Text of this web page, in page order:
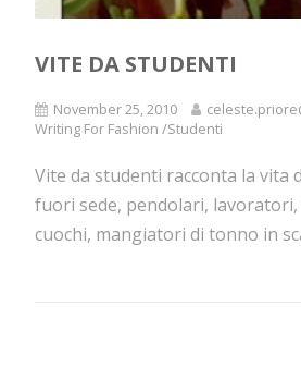
VITE DA STUDENTI
November 25, 2010
Writing For Fashion /Studenti
Vite da studenti racconta la vita
fuori sede, pendolari,
cuochi, mangiatori di tonno in